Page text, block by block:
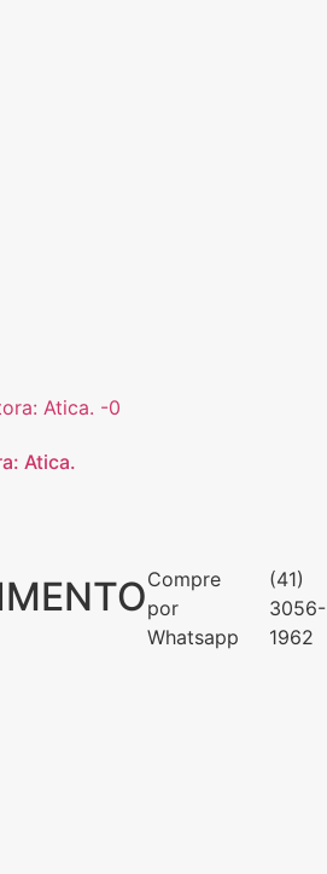
Atica.
Compre
por
Whatsapp
(41)
3056-
1962